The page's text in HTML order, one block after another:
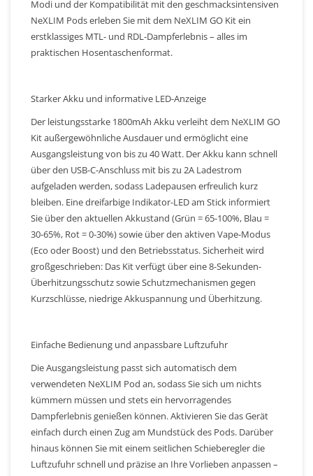
Modi und der Kompatibilität mit den geschmacksintensiven
NeXLIM Pods erleben Sie mit dem NeXLIM GO Kit ein
erstklassiges MTL- und RDL-Dampferlebnis – alles im
praktischen Hosentaschenformat.
Starker Akku und informative LED-Anzeige
Der leistungsstarke 1800mAh Akku verleiht dem NeXLIM GO
Kit außergewöhnliche Ausdauer und ermöglicht eine
Ausgangsleistung von bis zu 40 Watt. Der Akku kann schnell
über den USB-C-Anschluss mit bis zu 2A Ladestrom
aufgeladen werden, sodass Ladepausen erfreulich kurz
bleiben. Eine dreifarbige Indikator-LED am Stick informiert
Sie über den aktuellen Akkustand (Grün = 65-100%, Blau =
30-65%, Rot = 0-30%) sowie über den aktiven Vape-Modus
(Eco oder Boost) und den Betriebsstatus. Sicherheit wird
großgeschrieben: Das Kit verfügt über eine 8-Sekunden-
Überhitzungsschutz sowie Schutzmechanismen gegen
Kurzschlüsse, niedrige Akkuspannung und Überhitzung.
Einfache Bedienung und anpassbare Luftzufuhr
Die Ausgangsleistung passt sich automatisch dem
verwendeten NeXLIM Pod an, sodass Sie sich um nichts
kümmern müssen und stets ein hervorragendes
Dampferlebnis genießen können. Aktivieren Sie das Gerät
einfach durch einen Zug am Mundstück des Pods. Darüber
hinaus können Sie mit einem seitlichen Schieberegler die
Luftzufuhr schnell und präzise an Ihre Vorlieben anpassen –